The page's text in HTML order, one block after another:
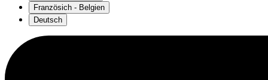
Französich - Belgien
Deutsch